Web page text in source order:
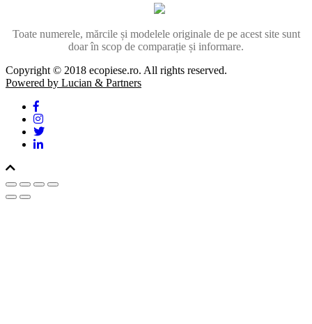
Toate numerele, mărcile și modelele originale de pe acest site sunt
doar în scop de comparație și informare.
Copyright © 2018 ecopiese.ro. All rights reserved.
Powered by Lucian & Partners